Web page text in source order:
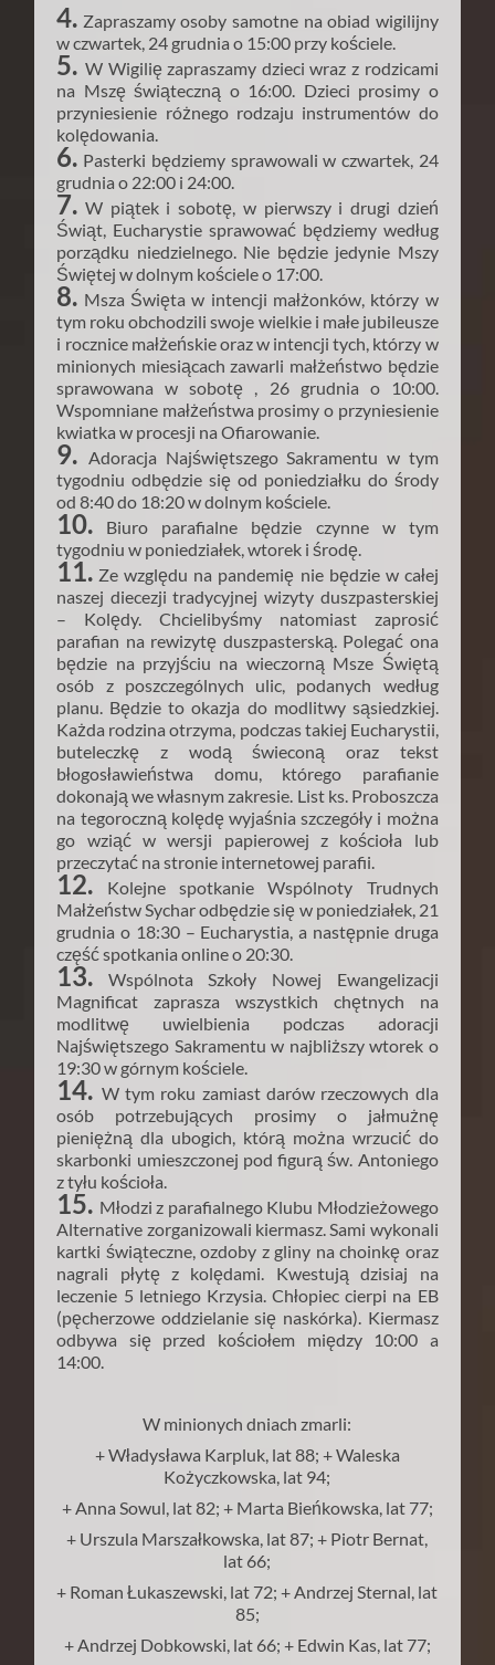
4. Zapraszamy osoby samotne na obiad wigilijny
w czwartek, 24 grudnia o 15:00 przy kościele.
5. W Wigilię zapraszamy dzieci wraz z rodzicami
na Mszę świąteczną o 16:00. Dzieci prosimy o
przyniesienie różnego rodzaju instrumentów do
kolędowania.
6. Pasterki będziemy sprawowali w czwartek, 24
grudnia o 22:00 i 24:00.
7. W piątek i sobotę, w pierwszy i drugi dzień
Świąt, Eucharystie sprawować będziemy według
porządku niedzielnego. Nie będzie jedynie Mszy
Świętej w dolnym kościele o 17:00.
8. Msza Święta w intencji małżonków, którzy w
tym roku obchodzili swoje wielkie i małe jubileusze
i rocznice małżeńskie oraz w intencji tych, którzy w
minionych miesiącach zawarli małżeństwo będzie
sprawowana w sobotę , 26 grudnia o 10:00.
Wspomniane małżeństwa prosimy o przyniesienie
kwiatka w procesji na Ofiarowanie.
9. Adoracja Najświętszego Sakramentu w tym
tygodniu odbędzie się od poniedziałku do środy
od 8:40 do 18:20 w dolnym kościele.
10. Biuro parafialne będzie czynne w tym
tygodniu w poniedziałek, wtorek i środę.
11. Ze względu na pandemię nie będzie w całej
naszej diecezji tradycyjnej wizyty duszpasterskiej
– Kolędy. Chcielibyśmy natomiast zaprosić
parafian na rewizytę duszpasterską. Polegać ona
będzie na przyjściu na wieczorną Msze Świętą
osób z poszczególnych ulic, podanych według
planu. Będzie to okazja do modlitwy sąsiedzkiej.
Każda rodzina otrzyma, podczas takiej Eucharystii,
buteleczkę z wodą świeconą oraz tekst
błogosławieństwa domu, którego parafianie
dokonają we własnym zakresie. List ks. Proboszcza
na tegoroczną kolędę wyjaśnia szczegóły i można
go wziąć w wersji papierowej z kościoła lub
przeczytać na stronie internetowej parafii.
12. Kolejne spotkanie Wspólnoty Trudnych
Małżeństw Sychar odbędzie się w poniedziałek, 21
grudnia o 18:30 – Eucharystia, a następnie druga
część spotkania online o 20:30.
13. Wspólnota Szkoły Nowej Ewangelizacji
Magnificat zaprasza wszystkich chętnych na
modlitwę uwielbienia podczas adoracji
Najświętszego Sakramentu w najbliższy wtorek o
19:30 w górnym kościele.
14. W tym roku zamiast darów rzeczowych dla
osób potrzebujących prosimy o jałmużnę
pieniężną dla ubogich, którą można wrzucić do
skarbonki umieszczonej pod figurą św. Antoniego
z tyłu kościoła.
15. Młodzi z parafialnego Klubu Młodzieżowego
Alternative zorganizowali kiermasz. Sami wykonali
kartki świąteczne, ozdoby z gliny na choinkę oraz
nagrali płytę z kolędami. Kwestują dzisiaj na
leczenie 5 letniego Krzysia. Chłopiec cierpi na EB
(pęcherzowe oddzielanie się naskórka). Kiermasz
odbywa się przed kościołem między 10:00 a
14:00.
W minionych dniach zmarli:
+ Władysława Karpluk, lat 88; + Waleska
Kożyczkowska, lat 94;
+ Anna Sowul, lat 82; + Marta Bieńkowska, lat 77;
+ Urszula Marszałkowska, lat 87; + Piotr Bernat,
lat 66;
+ Roman Łukaszewski, lat 72; + Andrzej Sternal, lat
85;
+ Andrzej Dobkowski, lat 66; + Edwin Kas, lat 77;